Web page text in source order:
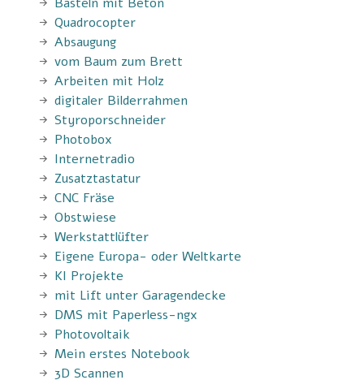
Quadrocopter
Absaugung
vom Baum zum Brett
Arbeiten mit Holz
digitaler Bilderrahmen
Styroporschneider
Photobox
Internetradio
Zusatztastatur
CNC Fräse
Obstwiese
Werkstattlüfter
Eigene Europa- oder Weltkarte
KI Projekte
mit Lift unter Garagendecke
DMS mit Paperless-ngx
Photovoltaik
Mein erstes Notebook
3D Scannen